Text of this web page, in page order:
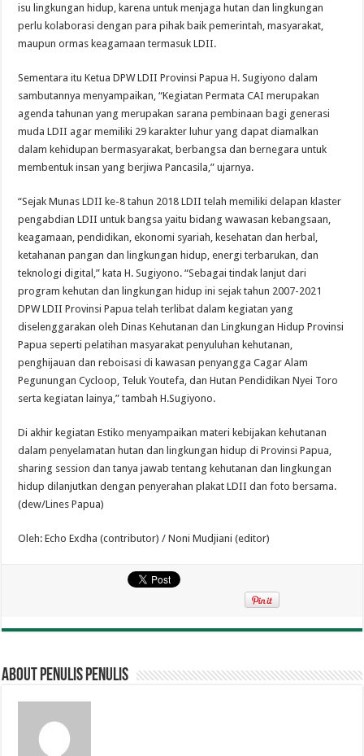
isu lingkungan hidup, karena untuk menjaga hutan dan lingkungan
perlu kolaborasi dengan para pihak baik pemerintah, masyarakat,
maupun ormas keagamaan termasuk LDII.
Sementara itu Ketua DPW LDII Provinsi Papua H. Sugiyono dalam
sambutannya menyampaikan, “Kegiatan Permata CAI merupakan
agenda tahunan yang merupakan sarana pembinaan bagi generasi
muda LDII agar memiliki 29 karakter luhur yang dapat diamalkan
dalam kehidupan bermasyarakat, berbangsa dan bernegara untuk
membentuk insan yang berjiwa Pancasila,” ujarnya.
“Sejak Munas LDII ke-8 tahun 2018 LDII telah memiliki delapan klaster
pengabdian LDII untuk bangsa yaitu bidang wawasan kebangsaan,
keagamaan, pendidikan, ekonomi syariah, kesehatan dan herbal,
ketahanan pangan dan lingkungan hidup, energi terbarukan, dan
teknologi digital,” kata H. Sugiyono. “Sebagai tindak lanjut dari
program kehutan dan lingkungan hidup ini sejak tahun 2007-2021
DPW LDII Provinsi Papua telah terlibat dalam kegiatan yang
diselenggarakan oleh Dinas Kehutanan dan Lingkungan Hidup Provinsi
Papua seperti pelatihan masyarakat penyuluhan kehutanan,
penghijauan dan reboisasi di kawasan penyangga Cagar Alam
Pegunungan Cycloop, Teluk Youtefa, dan Hutan Pendidikan Nyei Toro
serta kegiatan lainya,” tambah H.Sugiyono.
Di akhir kegiatan Estiko menyampaikan materi kebijakan kehutanan
dalam penyelamatan hutan dan lingkungan hidup di Provinsi Papua,
sharing session dan tanya jawab tentang kehutanan dan lingkungan
hidup dilanjutkan dengan penyerahan plakat LDII dan foto bersama.
(dew/Lines Papua)
Oleh: Echo Exdha (contributor) / Noni Mudjiani (editor)
About penulis penulis